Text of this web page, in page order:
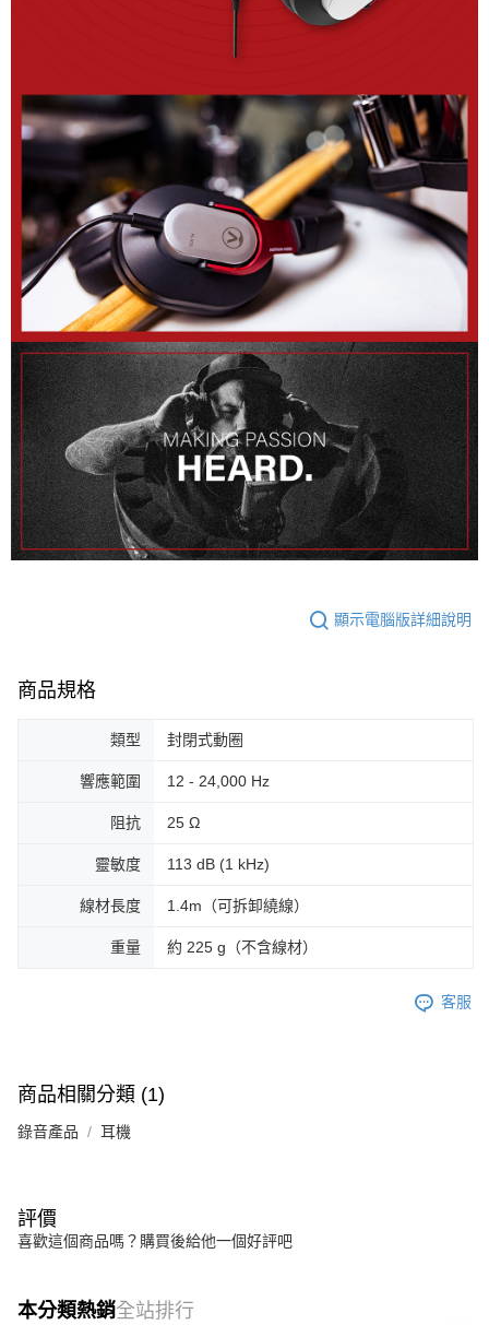
顯示電腦版詳細說明
商品規格
類型 封閉式動圈
響應範圍 12 - 24,000 Hz
阻抗 25 Ω
靈敏度 113 dB (1 kHz)
線材長度 1.4m（可拆卸繞線）
重量 約 225 g（不含線材）
客服
商品相關分類 (1)
錄音產品 耳機
評價
喜歡這個商品嗎？購買後給他一個好評吧
本分類熱銷全站排行